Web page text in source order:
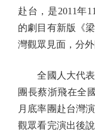
赴台，是2011年
的劇目有新版《
灣觀眾見面，分外
全國人大代表
團長蔡浙飛在全
月底率團赴台灣
觀眾看完演出後